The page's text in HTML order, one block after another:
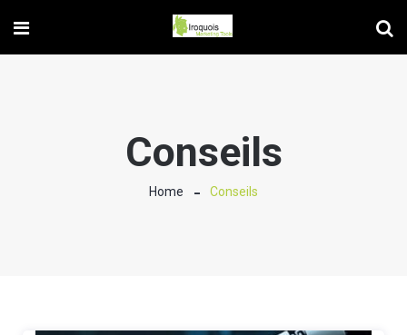
Conseils
Home Conseils